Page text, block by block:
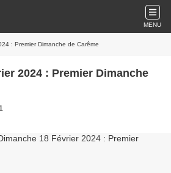
MENU
: Premier Dimanche de Carême
2024 : Premier Dimanche